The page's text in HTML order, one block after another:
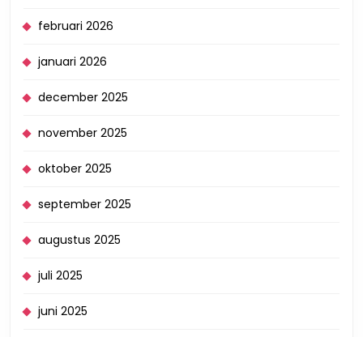
februari 2026
januari 2026
december 2025
november 2025
oktober 2025
september 2025
augustus 2025
juli 2025
juni 2025